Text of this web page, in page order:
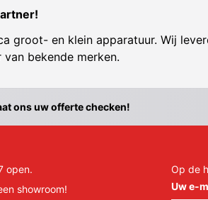
groot- en klein apparatuur. Wij
bekende merken.
ons uw offerte checken!
open.
showroom!
Op de
Uw e-